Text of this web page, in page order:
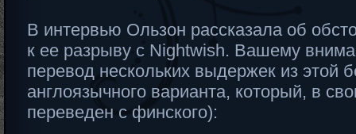
В интервью Ользон рассказала об
к ее разрыву с Nightwish. Вашему
перевод нескольких выдержек из этой
англоязычного варианта, который, в
переведен с финского):